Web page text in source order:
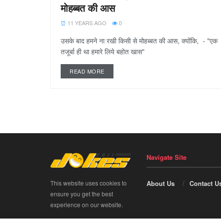
मोहब्बत की आस
11 YEARS AGO 0
उसके बाद हमने ना रखी किसी से मोहब्बत की आस, क्योंकि, - "एक
तजूर्बा ही था हमारे लिये बहोत खास"
READ MORE
This website uses cookies to
ensure you get the best
experience on our website.
Navigate Site
About Us Contact